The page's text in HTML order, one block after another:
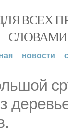
ВСЕХ
СЛОВАМИ
новости